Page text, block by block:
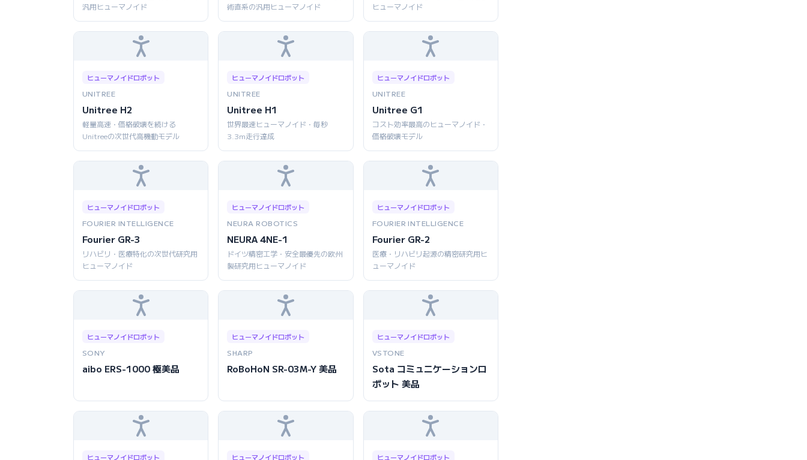
汎用ヒューマノイド
術直系の汎用ヒューマノイド
ヒューマノイド
ヒューマノイドロボット
UNITREE
Unitree H2
軽量高速・価格破壊を続ける
Unitreeの次世代高機動モデル
ヒューマノイドロボット
UNITREE
Unitree H1
世界最速ヒューマノイド・毎秒
3.3m走行達成
ヒューマノイドロボット
UNITREE
Unitree G1
コスト効率最高のヒューマノイド・
価格破壊モデル
ヒューマノイドロボット
FOURIER INTELLIGENCE
Fourier GR-3
リハビリ・医療特化の次世代研究用
ヒューマノイド
ヒューマノイドロボット
NEURA ROBOTICS
NEURA 4NE-1
ドイツ精密工学・安全最優先の欧州
製研究用ヒューマノイド
ヒューマノイドロボット
FOURIER INTELLIGENCE
Fourier GR-2
医療・リハビリ起源の精密研究用ヒ
ューマノイド
ヒューマノイドロボット
SONY
aibo ERS-1000 極美品
ヒューマノイドロボット
SHARP
RoBoHoN SR-03M-Y 美品
ヒューマノイドロボット
VSTONE
Sota コミュニケーションロ
ボット 美品
ヒューマノイドロボット ヒューマノイドロボット ヒューマノイドロボット